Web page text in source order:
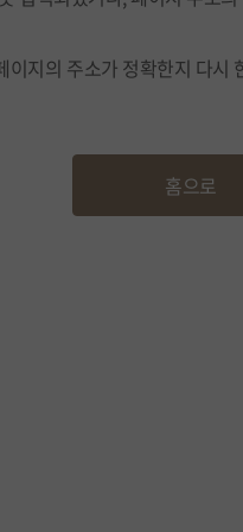
이지의 주소가 정확한지 다시
홈으로